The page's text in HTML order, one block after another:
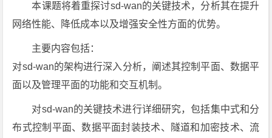
本课题将着重探讨sd-wan的关键技术，分析其在提升
网络性能、降低成本以及增强安全性方面的优势。
主要内容包括：
对sd-wan的架构进行深入分析，阐述其控制平面、数据平
面以及管理平面的功能和交互机制。
对sd-wan的关键技术进行详细研究，包括集中式和分
布式控制平面、数据平面封装技术、隧道和加密技术、流